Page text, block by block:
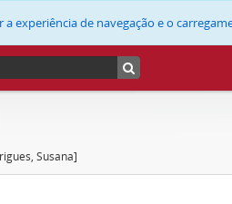
experiência de navegação e o
Susana]